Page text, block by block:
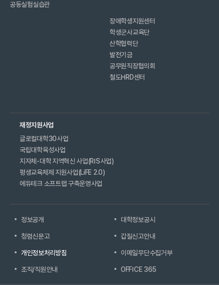
공동실험실습관
장애학생지원센터
학생군사교육단
산학협력단
발전기금
공무원직장협의회
철도HRD센터
재정지원사업
글로컬대학30사업
국립대학육성사업
지자체-대학 지역혁신 사업(RIS사업)
평생교육체제 지원사업(LiFE 2.0)
에듀테크 소프트랩 구축운영사업
정보공개 대학정보공시
청렴신문고 갑질신고안내
개인정보처리방침 이메일무단수집거부
조직/직원안내 OFFICE 365